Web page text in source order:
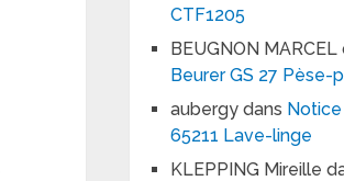
CTF1205
BEUGNON MARCEL
Beurer GS 27 Pèse-
aubergy dans
65211 Lave-linge
KLEPPING Mireille